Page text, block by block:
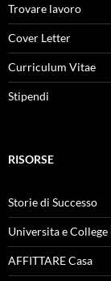
Trovare lavoro
Cover Letter
Curriculum Vitae
Stipendi
RISORSE
Storie di Successo
Universita e College
AFFITTARE Casa